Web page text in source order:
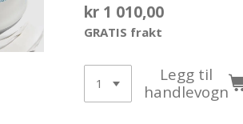
kr 1 010,00
GRATIS frakt
Legg til
handlevogn